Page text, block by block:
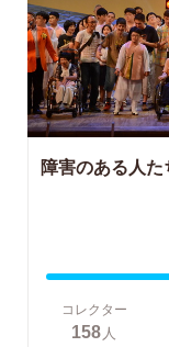
障害のある人た
コレクター
158人